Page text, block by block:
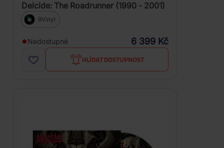
Deicide: The Roadrunner (1990 - 2001)
9Vinyl
Nedostupné 6 399 Kč
HLÍDAT DOSTUPNOST